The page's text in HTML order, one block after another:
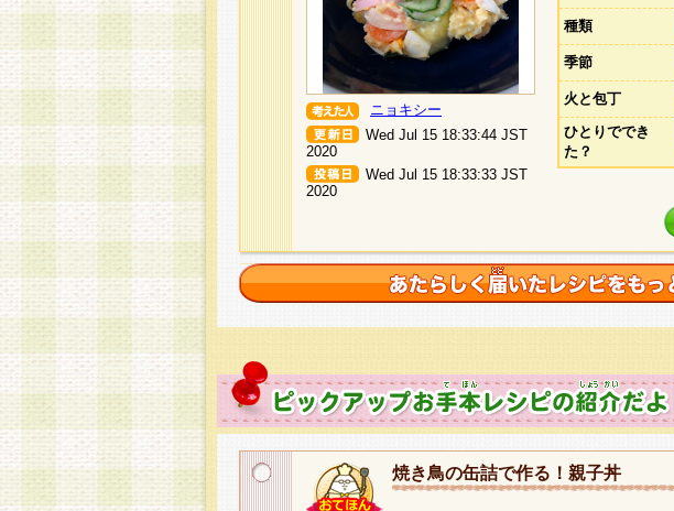
ニョキシー
Wed Jul 15 18:33:44 JST
2020
Wed Jul 15 18:33:33 JST
2020
種類
季節
火と包丁
ひとりででき
た？
焼き鳥の缶詰で作る！親子丼